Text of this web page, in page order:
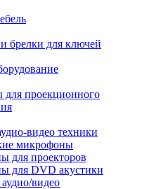
брелки для ключей
для проекционного
видео техники
микрофоны
для проекторов
для DVD акустики
видео